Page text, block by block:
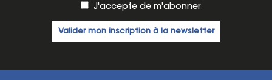
J'accepte de m'abonner